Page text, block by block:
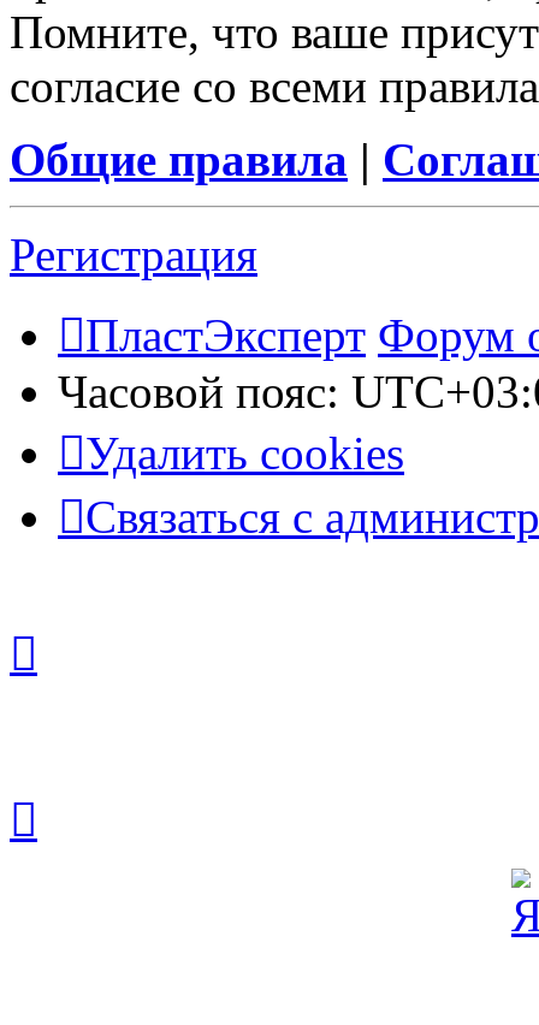
Помните, что ваше
согласие со всеми
Общие правила |
Регистрация
ПластЭксперт Форум
Часовой пояс:
Удалить cookies
Связаться с